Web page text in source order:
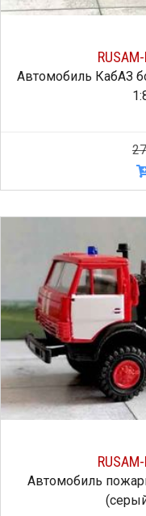
Автомобиль КабАЗ
Автомобиль